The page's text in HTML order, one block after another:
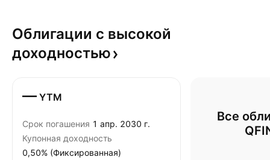
Облигации с высокой
доходностью
— YTM
Срок погашения 1 апр. 2030 г.
Купонная доходность
0,50% (Фиксированная)
Все